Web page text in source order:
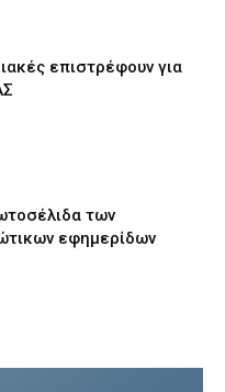
επιστρέφουν για
των
εφημερίδων